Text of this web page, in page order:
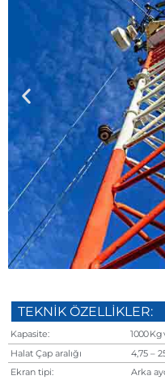
TEKNİK ÖZELLİKLER:
Kapasite:
Halat Çap aralığı
Ekran tipi:
1000 Kg
4,75 –
Arka